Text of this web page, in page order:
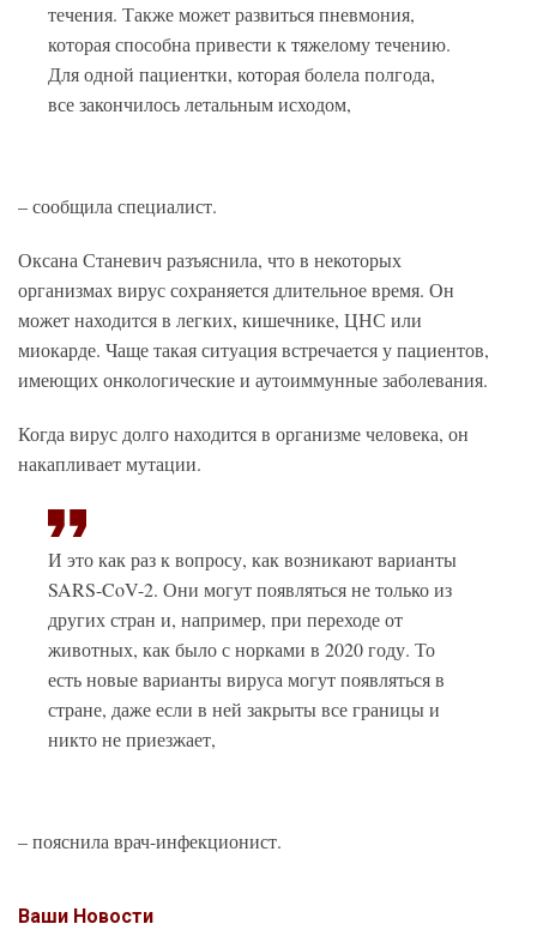
течения. Также может развиться пневмония,
которая способна привести к тяжелому течению.
Для одной пациентки, которая болела полгода,
все закончилось летальным исходом,
– сообщила специалист.
Оксана Станевич разъяснила, что в некоторых
организмах вирус сохраняется длительное время. Он
может находится в легких, кишечнике, ЦНС или
миокарде. Чаще такая ситуация встречается у пациентов,
имеющих онкологические и аутоиммунные заболевания.
Когда вирус долго находится в организме человека, он
накапливает мутации.
И это как раз к вопросу, как возникают варианты
SARS-CoV-2. Они могут появляться не только из
других стран и, например, при переходе от
животных, как было с норками в 2020 году. То
есть новые варианты вируса могут появляться в
стране, даже если в ней закрыты все границы и
никто не приезжает,
– пояснила врач-инфекционист.
Ваши Новости